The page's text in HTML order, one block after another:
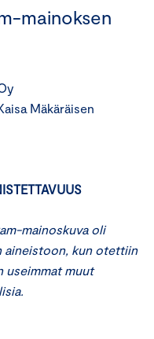
mainoksen
Mäkäräisen
mainoskuva oli
aineistoon, kun otettiin
useimmat muut